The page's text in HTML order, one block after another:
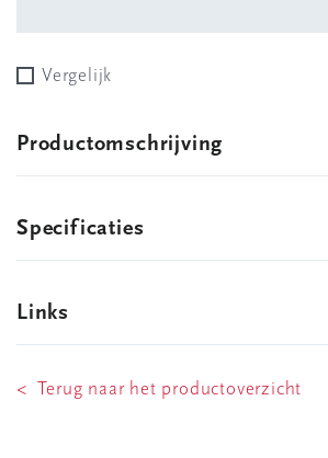
Vergelijk
Productomschrijving
Specificaties
Links
< Terug naar het productoverzicht